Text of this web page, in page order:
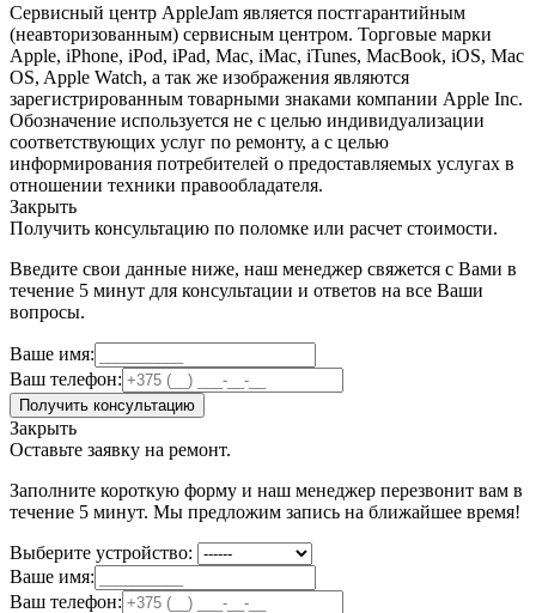
Сервисный центр AppleJam является постгарантийным
(неавторизованным) сервисным центром. Торговые марки
Apple, iPhone, iPod, iPad, Mac, iMac, iTunes, MacBook, iOS, Mac
OS, Apple Watch, а так же изображения являются
зарегистрированным товарными знаками компании Apple Inc.
Обозначение используется не с целью индивидуализации
соответствующих услуг по ремонту, а с целью
информирования потребителей о предоставляемых услугах в
отношении техники правообладателя.
Закрыть
Получить консультацию по поломке или расчет стоимости.
Введите свои данные ниже, наш менеджер свяжется с Вами в
течение 5 минут для консультации и ответов на все Ваши
вопросы.
Ваше имя:
Ваш телефон:
Получить консультацию
Закрыть
Оставьте заявку на ремонт.
Заполните короткую форму и наш менеджер перезвонит вам в
течение 5 минут. Мы предложим запись на ближайшее время!
Выберите устройство:
Ваше имя:
Ваш телефон: